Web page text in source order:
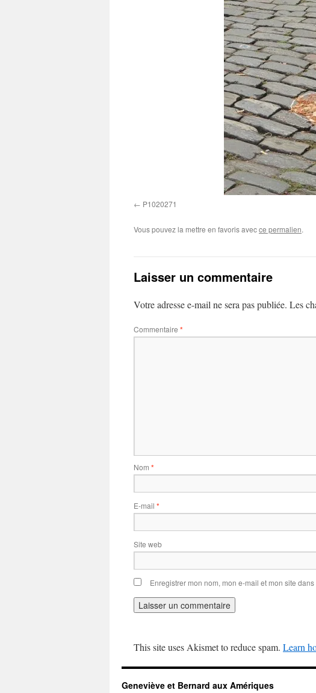
P1020271
Vous pouvez la mettre en favoris avecce permalien.
Laisser un commentaire
Votre adresse e-mail ne sera pas publiée. Les
Commentaire *
Nom *
E-mail *
Site web
Enregistrer mon nom, mon e-mail et mon site
This site uses Akismet to reduce spam. Learn
Geneviève et Bernard aux Amériques